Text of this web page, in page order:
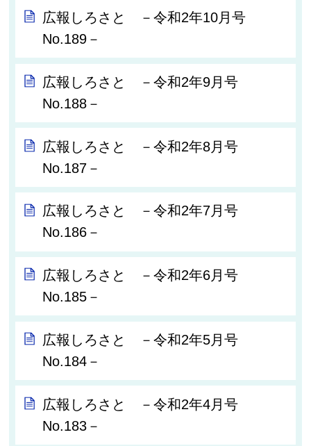
広報しろさと －令和2年10月号
No.189－
広報しろさと －令和2年9月号
No.188－
広報しろさと －令和2年8月号
No.187－
広報しろさと －令和2年7月号
No.186－
広報しろさと －令和2年6月号
No.185－
広報しろさと －令和2年5月号
No.184－
広報しろさと －令和2年4月号
No.183－